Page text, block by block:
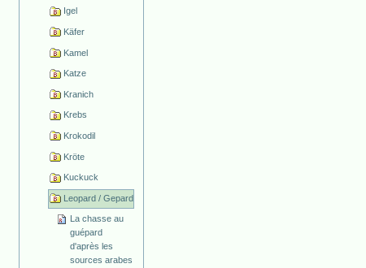
Igel
Käfer
Kamel
Katze
Kranich
Krebs
Krokodil
Kröte
Kuckuck
Leopard / Gepard
La chasse au
guépard
d'après les
sources arabes